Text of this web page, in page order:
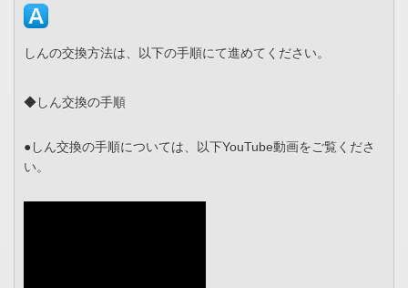
しんの交換方法は、以下の手順にて進めてください。
◆しん交換の手順
●しん交換の手順については、以下YouTube動画をご覧くださ
い。